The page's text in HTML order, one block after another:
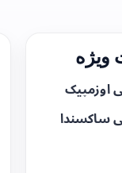
ویژه
اوزمپیک
ساکسندا